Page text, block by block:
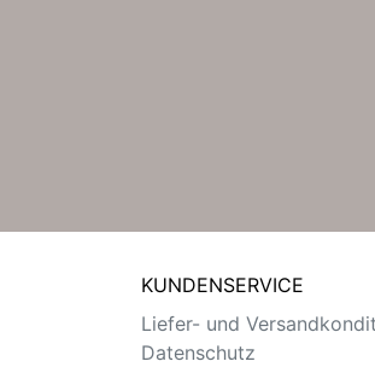
KUNDENSERVICE
Liefer- und
Datenschutz